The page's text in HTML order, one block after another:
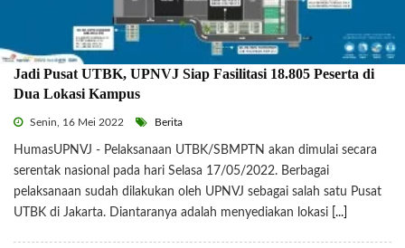
Jadi Pusat UTBK, UPNVJ Siap Fasilitasi 18.805 Peserta di
Dua Lokasi Kampus
Senin, 16 Mei 2022 Berita
HumasUPNVJ - Pelaksanaan UTBK/SBMPTN akan dimulai secara
serentak nasional pada hari Selasa 17/05/2022. Berbagai
pelaksanaan sudah dilakukan oleh UPNVJ sebagai salah satu Pusat
UTBK di Jakarta. Diantaranya adalah menyediakan lokasi [...]